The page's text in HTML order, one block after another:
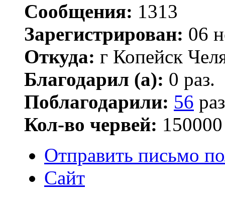
Сообщения: 1313
Зарегистрирован: 06
Откуда: г Копейск
Благодарил (а): 0 раз.
Поблагодарили: 56
Кол-во червей: 150000
Отправить письмо
Сайт